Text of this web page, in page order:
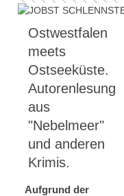
Ostwestfalen
meets
Ostseeküste.
Autorenlesung
aus
"Nebelmeer"
und anderen
Krimis.
Aufgrund der